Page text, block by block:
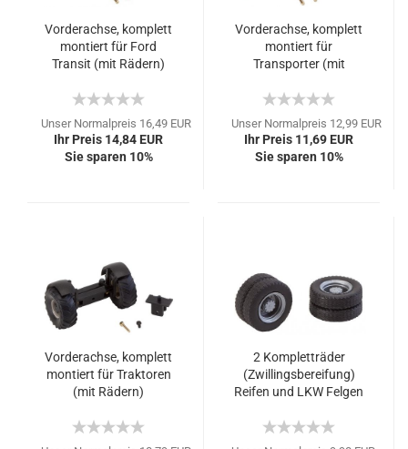
Vorderachse, komplett
montiert für Ford
Transit (mit Rädern)
Unser Normalpreis 16,49 EUR
Ihr Preis 14,84 EUR
Sie sparen 10%
Vorderachse, komplett
montiert für
Transporter (mit
Unser Normalpreis 12,99 EUR
Ihr Preis 11,69 EUR
Sie sparen 10%
Vorderachse, komplett
montiert für Traktoren
(mit Rädern)
2 Kompletträder
(Zwillingsbereifung)
Reifen und LKW Felgen